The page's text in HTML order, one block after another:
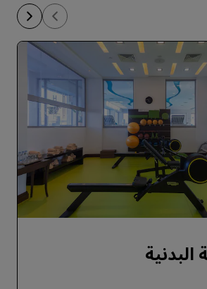
البدنية